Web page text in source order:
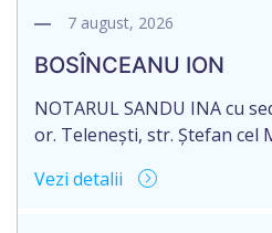
2003035009604, decedat/ă la
/doisprezece ianuarie anul
șase/. Eliberarea
[…]
7 august, 2026
BOSÎNCEANU ION
NOTARUL SANDU INA cu
or. Telenești, str. Ștefan cel
succesorale în urma
Vezi detalii